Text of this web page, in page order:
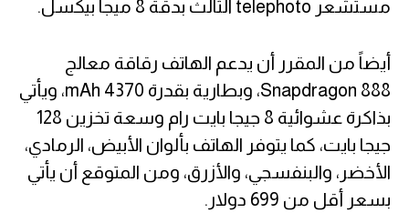
مستشعر telephoto الثالث بدقة 8 ميجا بيكسل.
أيضاً من المقرر أن يدعم الهاتف رقاقة معالج
Snapdragon 888، وبطارية بقدرة 4370 mAh، ويأتي
بذاكرة عشوائية 8 جيجا بايت رام وسعة تخزين 128
جيجا بايت، كما يتوفر الهاتف بألوان الأبيض، الرمادي،
الأخضر، والبنفسجي، والأزرق، ومن المتوقع أن يأتي
بسعر أقل من 699 دولار.